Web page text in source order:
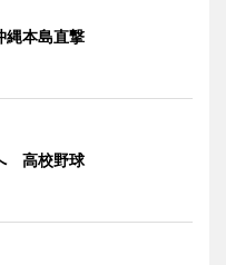
縄本島直撃
高校野球